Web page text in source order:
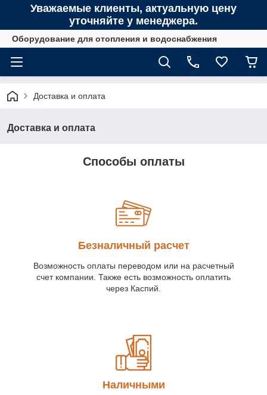
Уважаемые клиенты, актуальную цену
уточняйте у менеджера.
Оборудование для отопления и водоснабжения
Доставка и оплата
Доставка и оплата
Способы оплаты
Безналичный расчет
Возможность оплаты переводом или на расчетный
счет компании. Также есть возможность оплатить
через Каспий.
Наличными